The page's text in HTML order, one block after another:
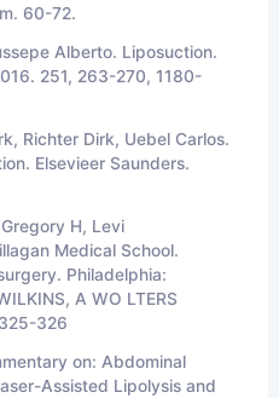
60-72.
Alberto. Liposuction.
251, 263-270, 1180-
Richter Dirk, Uebel Carlos.
Elsevieer Saunders.
H, Levi
Medical School.
Philadelphia:
A WO LTERS
326
on: Abdominal
Assisted Lipolysis and